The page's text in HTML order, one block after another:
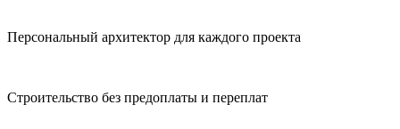
Персональный архитектор для каждого проекта
Строительство без предоплаты и переплат